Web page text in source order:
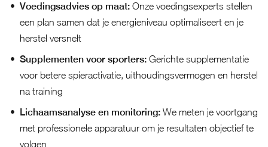
Voedingsadvies op maat:Onze voedingsexperts stellen
een plan samen dat je energieniveau optimaliseert en je
herstel versnelt
Supplementen voor sporters:Gerichte supplementatie
voor betere spieractivatie, uithoudingsvermogen en herstel
na training
Lichaamsanalyse en monitoring:We meten je voortgang
met professionele apparatuur om je resultaten objectief te
volgen